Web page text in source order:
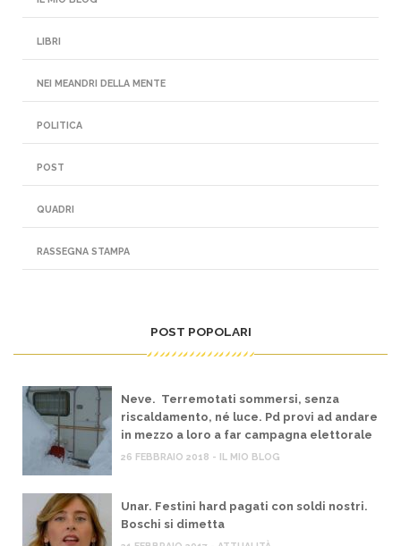
LIBRI
NEI MEANDRI DELLA MENTE
POLITICA
POST
QUADRI
RASSEGNA STAMPA
POST POPOLARI
Neve. Terremotati sommersi, senza
riscaldamento, né luce. Pd provi ad andare
in mezzo a loro a far campagna elettorale
26 FEBBRAIO 2018 - IL MIO BLOG
Unar. Festini hard pagati con soldi nostri.
Boschi si dimetta